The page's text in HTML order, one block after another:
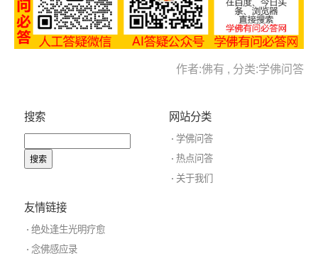
作者:佛有 , 分类:学佛问答
搜索 网站分类
学佛问答
热点问答
关于我们
友情链接
绝处逢生光明疗愈
念佛感应录